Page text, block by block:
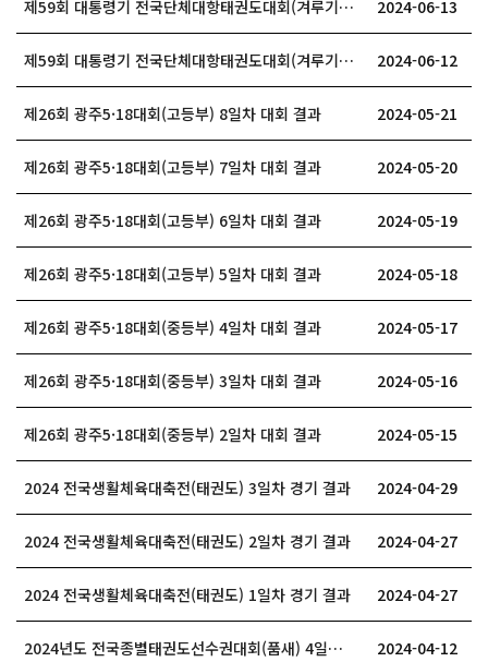
제59회 대통령기 전국단체대항태권도대회(겨루기) 2일차 대회 결과 2024-06-13
제59회 대통령기 전국단체대항태권도대회(겨루기) 1일차 대회 결과 2024-06-12
제26회 광주5·18대회(고등부) 8일차 대회 결과 2024-05-21
제26회 광주5·18대회(고등부) 7일차 대회 결과 2024-05-20
제26회 광주5·18대회(고등부) 6일차 대회 결과 2024-05-19
제26회 광주5·18대회(고등부) 5일차 대회 결과 2024-05-18
제26회 광주5·18대회(중등부) 4일차 대회 결과 2024-05-17
제26회 광주5·18대회(중등부) 3일차 대회 결과 2024-05-16
제26회 광주5·18대회(중등부) 2일차 대회 결과 2024-05-15
2024 전국생활체육대축전(태권도) 3일차 경기 결과 2024-04-29
2024 전국생활체육대축전(태권도) 2일차 경기 결과 2024-04-27
2024 전국생활체육대축전(태권도) 1일차 경기 결과 2024-04-27
2024년도 전국종별태권도선수권대회(품새) 4일차 대회결과 2024-04-12